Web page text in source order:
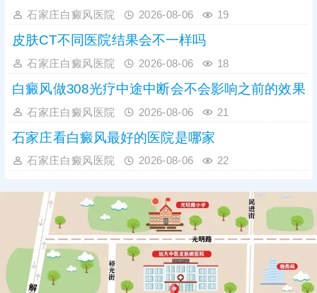
石家庄白癜风医院 2026-08-06 19
皮肤CT不同医院结果会不一样吗
石家庄白癜风医院 2026-08-06 18
白癜风做308光疗中途中断会不会影响之前的效果
石家庄白癜风医院 2026-08-06 21
石家庄看白癜风最好的医院是哪家
石家庄白癜风医院 2026-08-06 22